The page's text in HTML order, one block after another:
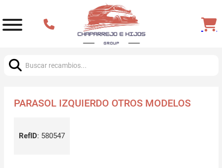
PARASOL IZQUIERDO OTROS MODELOS
RefID: 580547